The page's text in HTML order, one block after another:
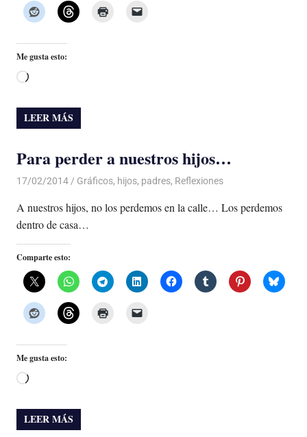
Me gusta esto:
Cargando...
LEER MÁS
Para perder a nuestros hijos…
17/02/2014 Luis Castellanos
Gráficos, hijos, padres, Reflexiones
A nuestros hijos, no los perdemos en la calle… Los perdemos
dentro de casa…
Comparte esto:
Me gusta esto:
Cargando...
LEER MÁS